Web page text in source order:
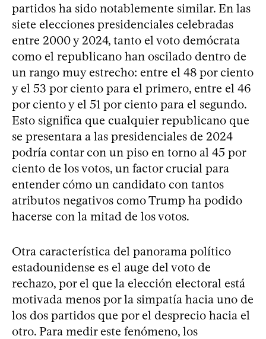
partidos ha sido notablemente similar. En las
siete elecciones presidenciales celebradas
entre 2000 y 2024, tanto el voto demócrata
como el republicano han oscilado dentro de
un rango muy estrecho: entre el 48 por ciento
y el 53 por ciento para el primero, entre el 46
por ciento y el 51 por ciento para el segundo.
Esto significa que cualquier republicano que
se presentara a las presidenciales de 2024
podría contar con un piso en torno al 45 por
ciento de los votos, un factor crucial para
entender cómo un candidato con tantos
atributos negativos como Trump ha podido
hacerse con la mitad de los votos.
Otra característica del panorama político
estadounidense es el auge del voto de
rechazo, por el que la elección electoral está
motivada menos por la simpatía hacia uno de
los dos partidos que por el desprecio hacia el
otro. Para medir este fenómeno, los